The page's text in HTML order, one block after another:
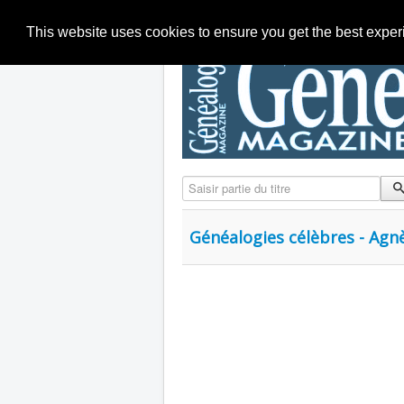
This website uses cookies to ensure you get the best
Saisir partie du titre
Généalogies célèbres -